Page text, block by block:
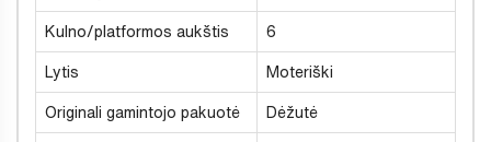
Kulno/platformos aukštis 6
Lytis Moteriški
Originali gamintojo pakuotė Dėžutė